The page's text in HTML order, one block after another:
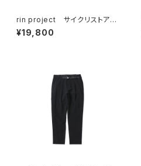
rin project サイクリストアロ
ハ （ リバティプリント KATIE'S
/ No.2282 ）
¥19,800